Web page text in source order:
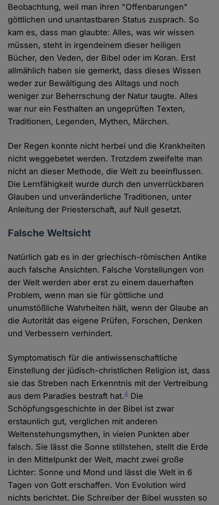
Beobachtung, weil man ihren "Offenbarungen"
göttlichen und unantastbaren Status zusprach. So
kam es, dass man glaubte: Alles, was wir wissen
müssen, steht in irgendeinem dieser heiligen
Bücher, den Veden, der Bibel oder im Koran. Erst
allmählich haben sie gemerkt, dass dieses Wissen
weder zur Bewältigung des Alltags und noch
weniger zur Beherrschung der Natur taugte. Alles
war nur ein Festhalten an ungeprüften Texten,
Traditionen, Legenden, Mythen, Märchen.
Der Regen konnte nicht herbei und die Krankheiten
nicht weggebetet werden. Trotzdem zweifelte man
nicht an dieser Methode, die Welt zu beeinflussen.
Die Lernfähigkeit wurde durch den unverrückbaren
Glauben und unveränderliche Traditionen, unter
Anleitung der Priesterschaft, auf Null gesetzt.
Falsche Weltsicht
Natürlich gab es in der griechisch-römischen Antike
auch falsche Ansichten. Falsche Vorstellungen von
der Welt werden aber erst zu einem dauerhaften
Problem, wenn man sie für göttliche und
unumstößliche Wahrheiten hält, wenn der Glaube an
die Autorität das eigene Prüfen, Forschen, Denken
und Verbessern verhindert.
Symptomatisch für die antiwissenschaftliche
Einstellung der jüdisch-christlichen Religion ist, dass
sie das Streben nach Erkenntnis mit der Vertreibung
aus dem Paradies bestraft hat.4 Die
Schöpfungsgeschichte in der Bibel ist zwar
erstaunlich gut, verglichen mit anderen
Weltenstehungsmythen, in vielen Punkten aber
falsch. Sie lässt die Sonne stillstehen, stellt die Erde
in den Mittelpunkt der Welt, macht zwei große
Lichter: Sonne und Mond und lässt die Welt in 6
Tagen von Gott erschaffen. Von Evolution wird
nichts berichtet. Die Schreiber der Bibel wussten so